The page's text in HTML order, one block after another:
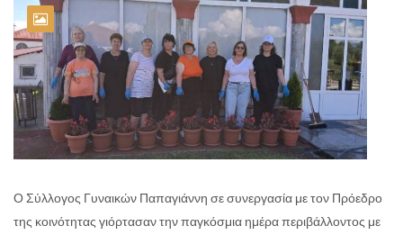
Ο Σύλλογος Γυναικών Παπαγιάννη σε συνεργασία με τον Πρόεδρο
της κοινότητας γιόρτασαν την παγκόσμια ημέρα περιβάλλοντος με